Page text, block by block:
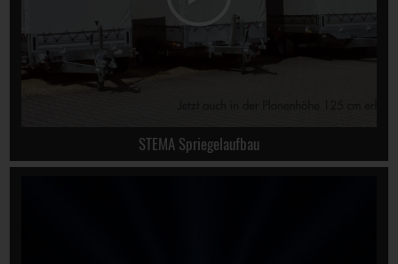
STEMA Spriegelaufbau